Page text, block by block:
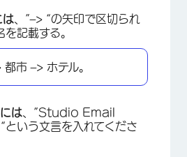
×
は 、”–> “の矢印で区切られ
記載する。
市 –> ホテル。
は 、”Studio Email
いう文言を入れてくださ